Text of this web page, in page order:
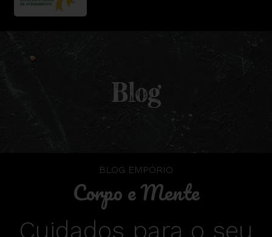
Blog
BLOG EMPÓRIO
Corpo e Mente
Cuidados para o seu